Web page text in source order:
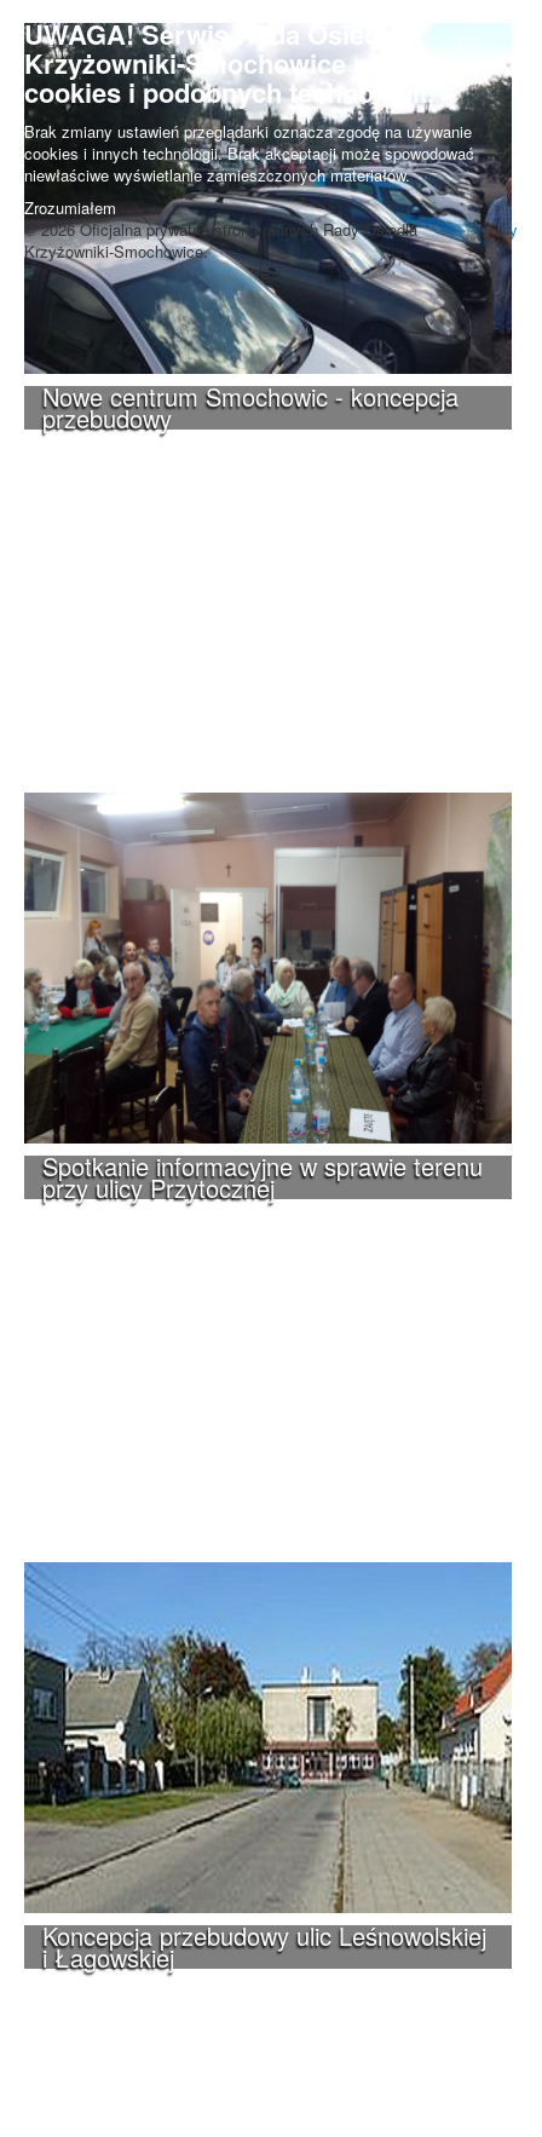
Nowe centrum Smochowic - koncepcja
przebudowy
Spotkanie informacyjne w sprawie terenu
przy ulicy Przytocznej
Koncepcja przebudowy ulic Leśnowolskiej
i Łagowskiej
UWAGA! Serwis Rada Osiedla
Krzyżowniki-Smochowice używa
cookies i podobnych technologii.
Brak zmiany ustawień przeglądarki oznacza zgodę na używanie
cookies i innych technologii. Brak akceptacji może spowodować
niewłaściwe wyświetlanie zamieszczonych materiałów.
Zrozumiałem
Do góry
© 2026 Oficjalna prywatna strona radnych Rady Osiedla
Krzyżowniki-Smochowice.